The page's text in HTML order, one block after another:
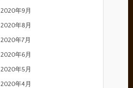
2020年9月
2020年8月
2020年7月
2020年6月
2020年5月
2020年4月